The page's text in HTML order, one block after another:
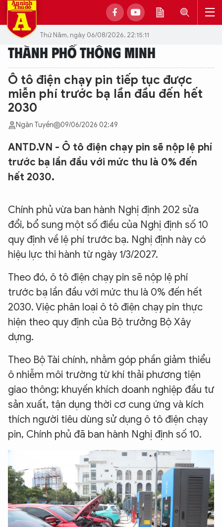
Thứ Năm, ngày 06/08/2026, 22:15:11
THÀNH PHỐ THÔNG MINH
Ô tô điện chạy pin tiếp tục được
miễn phí trước bạ lần đầu đến hết
2030
Ngân Tuyền 09/06/2026 02:49
ANTD.VN - Ô tô điện chạy pin sẽ nộp lệ phí
trước bạ lần đầu với mức thu là 0% đến
hết 2030.
Chính phủ vừa ban hành Nghị định 202 sửa
đổi, bổ sung một số điều của Nghị định số 10
quy định về lệ phí trước bạ. Nghị định này có
hiệu lực thi hành từ ngày 1/3/2027.
Theo đó, ô tô điện chạy pin sẽ nộp lệ phí
trước bạ lần đầu với mức thu là 0% đến hết
2030. Việc phân loại ô tô điện chạy pin thực
hiện theo quy định của Bộ trưởng Bộ Xây
dựng.
Theo Bộ Tài chính, nhằm góp phần giảm thiểu
ô nhiễm môi trường từ khí thải phương tiện
giao thông; khuyến khích doanh nghiệp đầu tư
sản xuất, tận dụng thời cơ cung ứng và kích
thích người tiêu dùng sử dụng ô tô điện chạy
pin, Chính phủ đã ban hành Nghị định số 10.